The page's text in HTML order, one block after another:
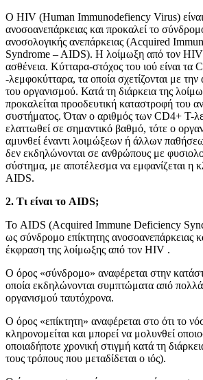
Ο HIV (Human Immunodefiency Virus) είναι
ανοσοανεπάρκειας και προκαλεί το
ανοσολογικής ανεπάρκειας (Acquired
Syndrome – AIDS). Η λοίμωξη από τον HIV
ασθένεια. Kύτταρα-στόχος του ιού είναι τα
-λεμφοκύτταρα, τα οποία σχετίζονται με την
του οργανισμού. Κατά τη διάρκεια της
προκαλείται προοδευτική καταστροφή του
συστήματος. Όταν ο αριθμός των CD4+ Τ-
ελαττωθεί σε σημαντικό βαθμό, τότε ο
αμυνθεί έναντι λοιμώξεων ή άλλων
δεν εκδηλώνονται σε ανθρώπους με
σύστημα, με αποτέλεσμα να εμφανίζεται η
AIDS.
2. Τι είναι το AIDS;
Το AIDS (Acquired Immune Deficiency
ως σύνδρομο επίκτητης ανοσοανεπάρκειας
έκφραση της λοίμωξης από τον HIV .
Ο όρος «σύνδρομο» αναφέρεται στην
οποία εκδηλώνονται συμπτώματα από
οργανισμού ταυτόχρονα.
Ο όρος «επίκτητη» αναφέρεται στο ότι το
κληρονομείται και μπορεί να μολυνθεί
οποιαδήποτε χρονική στιγμή κατά τη
τους τρόπους που μεταδίδεται ο ιός).